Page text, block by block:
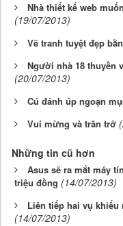
Nhà thiết kế web
(19/07/2013)
Vẽ tranh tuyệt đẹp
Người nhà 18 thuyền
(20/07/2013)
Cú đánh úp ngoạn
Vui mừng và trăn trở
Những tin cũ hơn
Asus sẽ ra mắt máy
triệu đồng (14/07/2013)
Liên tiếp hai vụ khiếu
(14/07/2013)